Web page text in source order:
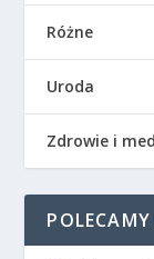
Różne
Uroda
Zdrowie i